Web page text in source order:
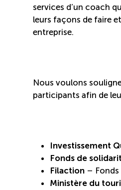
services d’un coach
leurs façons de faire
entreprise.
Nous voulons
participants afin de
Investissement
Fonds de
Filaction –
Ministère du